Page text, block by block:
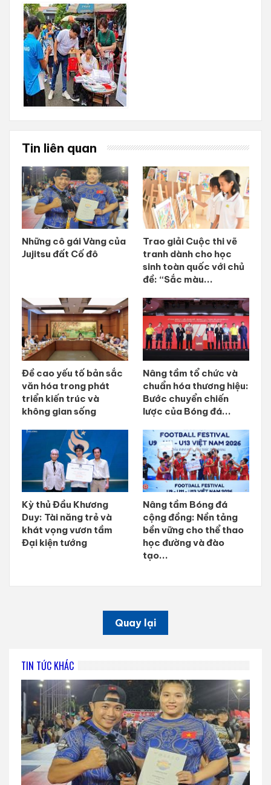
Tin liên quan
Những cô gái Vàng của
Jujitsu đất Cố đô
Trao giải Cuộc thi vẽ
tranh dành cho học
sinh toàn quốc với chủ
đề: “Sắc màu...
Đề cao yếu tố bản sắc
văn hóa trong phát
triển kiến trúc và
không gian sống
Nâng tầm tổ chức và
chuẩn hóa thương hiệu:
Bước chuyển chiến
lược của Bóng đá...
Kỳ thủ Đầu Khương
Duy: Tài năng trẻ và
khát vọng vươn tầm
Đại kiện tướng
Nâng tầm Bóng đá
cộng đồng: Nền tảng
bền vững cho thể thao
học đường và đào
tạo...
Quay lại
TIN TỨC KHÁC